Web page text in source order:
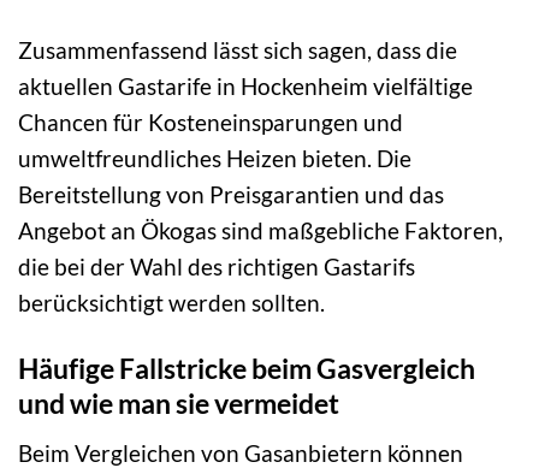
Zusammenfassend lässt sich sagen, dass die
aktuellen Gastarife in Hockenheim vielfältige
Chancen für Kosteneinsparungen und
umweltfreundliches Heizen bieten. Die
Bereitstellung von Preisgarantien und das
Angebot an Ökogas sind maßgebliche Faktoren,
die bei der Wahl des richtigen Gastarifs
berücksichtigt werden sollten.
Häufige Fallstricke beim Gasvergleich
und wie man sie vermeidet
Beim Vergleichen von Gasanbietern können